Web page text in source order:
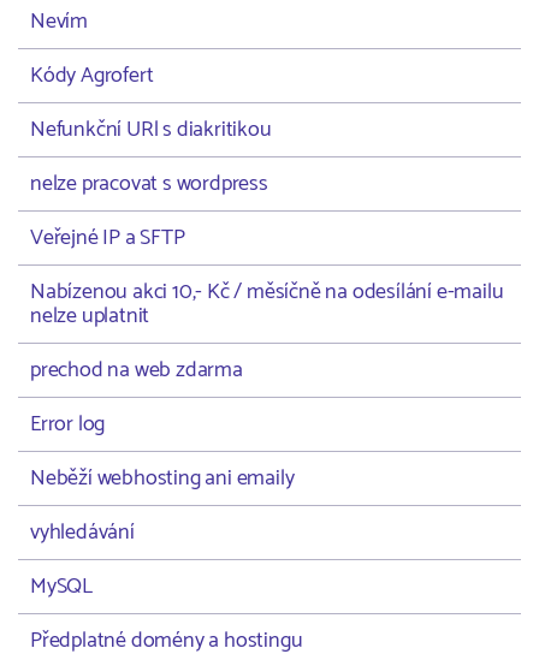
Nevím
Kódy Agrofert
Nefunkční URl s diakritikou
nelze pracovat s wordpress
Veřejné IP a SFTP
Nabízenou akci 10,- Kč / měsíčně na odesílání e-mailu
nelze uplatnit
prechod na web zdarma
Error log
Neběží webhosting ani emaily
vyhledávání
MySQL
Předplatné domény a hostingu